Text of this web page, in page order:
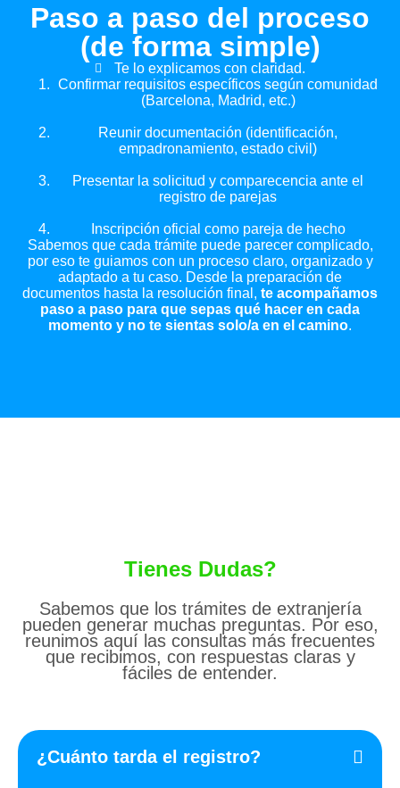
Paso a paso del proceso
(de forma simple)
Te lo explicamos con claridad.
Confirmar requisitos específicos según comunidad
(Barcelona, Madrid, etc.)
Reunir documentación (identificación,
empadronamiento, estado civil)
Presentar la solicitud y comparecencia ante el
registro de parejas
Inscripción oficial como pareja de hecho
Sabemos que cada trámite puede parecer complicado,
por eso te guiamos con un proceso claro, organizado y
adaptado a tu caso. Desde la preparación de
documentos hasta la resolución final, te acompañamos
paso a paso para que sepas qué hacer en cada
momento y no te sientas solo/a en el camino.
Tienes Dudas?
Sabemos que los trámites de extranjería
pueden generar muchas preguntas. Por eso,
reunimos aquí las consultas más frecuentes
que recibimos, con respuestas claras y
fáciles de entender.
¿Cuánto tarda el registro?